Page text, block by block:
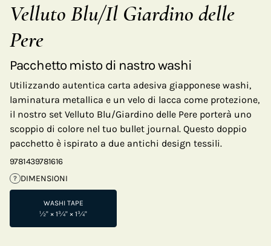
Velluto Blu/Il Giardino delle
Pere
Pacchetto misto di nastro washi
Utilizzando autentica carta adesiva giapponese washi,
laminatura metallica e un velo di lacca come protezione,
il nostro set Velluto Blu/Giardino delle Pere porterà uno
scoppio di colore nel tuo bullet journal. Questo doppio
pacchetto è ispirato a due antichi design tessili.
9781439781616
? DIMENSIONI
WASHI TAPE
½" × 1¾" × 1¾"